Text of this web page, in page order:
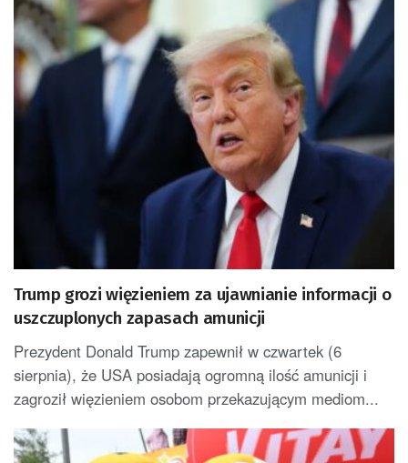
Trump grozi więzieniem za ujawnianie informacji o
uszczuplonych zapasach amunicji
Prezydent Donald Trump zapewnił w czwartek (6
sierpnia), że USA posiadają ogromną ilość amunicji i
zagroził więzieniem osobom przekazującym mediom...